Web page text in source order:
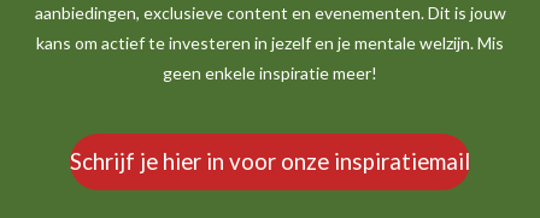
aanbiedingen, exclusieve content en evenementen. Dit is jouw
kans om actief te investeren in jezelf en je mentale welzijn. Mis
geen enkele inspiratie meer!
Schrijf je hier in voor onze inspiratiemail